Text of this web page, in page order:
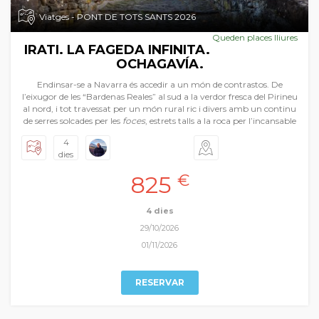
Viatges - PONT DE TOTS SANTS 2026
Queden places lliures
IRATI. LA FAGEDA INFINITA.
OCHAGAVÍA.
Endinsar-se a Navarra és accedir a un món de contrastos. De
l’eixugor de les “Bardenas Reales” al sud a la verdor fresca del Pirineu
al nord, i tot travessat per un món rural ric i divers amb un continu
de serres solcades per les foces, estrets talls a la roca per l’incansable
la magnífica fageda d’Irati, una infinita extensió de selva, de colors
canviants al ritme de les estacions, un calidoscopi únic a Europa. A
d'algunes de les poblacions navarreses, sempre amb una riquesa
patrimonial indubtable, a les que ens aproximem en el nostre
periple autumnal.
4
dies
825 €
4 dies
29/10/2026
01/11/2026
RESERVAR